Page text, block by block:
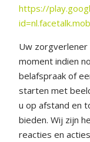
https://
Uw
moment indien
belafspraak of
starten met
u op afstand en
bieden. Wij zijn
reacties en